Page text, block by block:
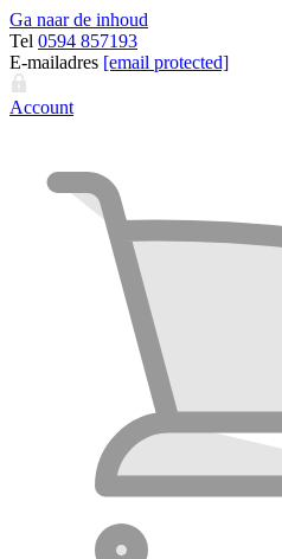
Ga naar de inhoud
Tel 0594 857193
E-mailadres [email protected]
Account